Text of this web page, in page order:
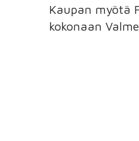
Kaupan myötä
kokonaan